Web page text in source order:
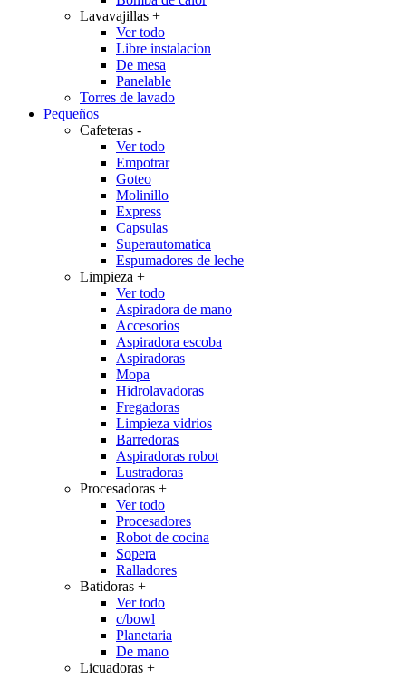
Lavavajillas +
Ver todo
Libre instalacion
De mesa
Panelable
Torres de lavado
Pequeños
Cafeteras -
Ver todo
Empotrar
Goteo
Molinillo
Express
Capsulas
Superautomatica
Espumadores de leche
Limpieza +
Ver todo
Aspiradora de mano
Accesorios
Aspiradora escoba
Aspiradoras
Mopa
Hidrolavadoras
Fregadoras
Limpieza vidrios
Barredoras
Aspiradoras robot
Lustradoras
Procesadoras +
Ver todo
Procesadores
Robot de cocina
Sopera
Ralladores
Batidoras +
Ver todo
c/bowl
Planetaria
De mano
Licuadoras +